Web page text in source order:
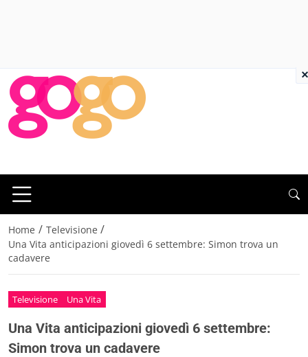
Home / Televisione /
Una Vita anticipazioni giovedì 6 settembre: Simon trova un
cadavere
Televisione Una Vita
Una Vita anticipazioni giovedì 6 settembre:
Simon trova un cadavere
×